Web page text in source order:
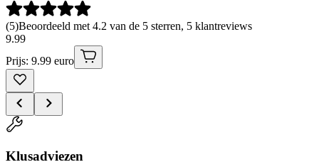
(5)Beoordeeld met 4.2 van de 5 sterren, 5 klantreviews
9.99
Prijs: 9.99 euro
Klusadviezen